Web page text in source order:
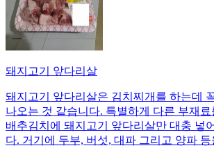
돼지고기 앞다리살
돼지고기 앞다리살은 김치찌개를 하는데
나오는 것 같습니다. 특별하게 다른 부재
배추김치에 돼지고기 앞다리살만 대충 넣
다. 거기에 두부, 버섯, 대파 그리고 양파